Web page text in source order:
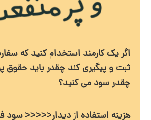
اگر یک کارمند استخدام کنید که
ثبت و پیگیری کند چقدر باید حقوق
چقدر سود می کنید؟
هزینه استفاده از دیدار<<<<<